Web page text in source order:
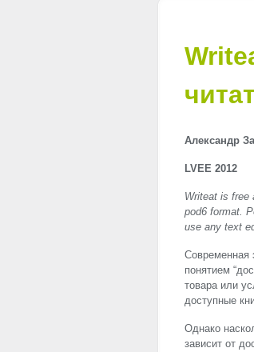
Александр
LVEE 2012
Writeat is free
pod6 format.
use any text
Современная
понятием
товара или
доступные
Однако
зависит от